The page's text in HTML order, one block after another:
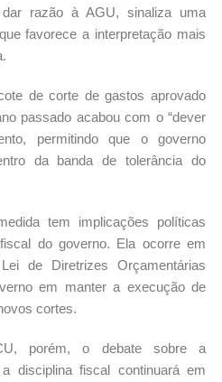
razão à AGU, sinaliza uma
favorece a interpretação mais
de corte de gastos aprovado
passado acabou com o “dever
permitindo que o governo
da banda de tolerância do
tem implicações políticas
do governo. Ela ocorre em
de Diretrizes Orçamentárias
em manter a execução de
cortes.
porém, o debate sobre a
disciplina fiscal continuará em